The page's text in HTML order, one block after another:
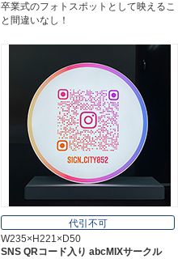
エッチングプレート
郵便ポスト
Post
Nameplate
卒業式のフォトスポットとして映えるこ
と間違いなし！
代引不可
W235×H221×D50
SNS QRコード入り abcMIXサークル